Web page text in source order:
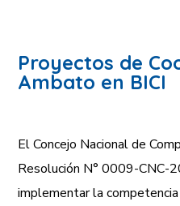
Proyectos de
Ambato en BICI
El Concejo Nacional de
Resolución N° 0009-CNC-
implementar la